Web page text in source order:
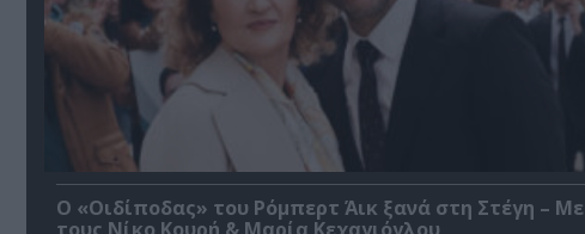
O «Οιδίποδας» του Ρόμπερτ Άικ ξανά στη Στέγη – Με